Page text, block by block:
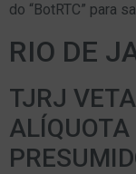
do “BotRTC” para
RIO DE
TJRJ
ALÍQUOTA